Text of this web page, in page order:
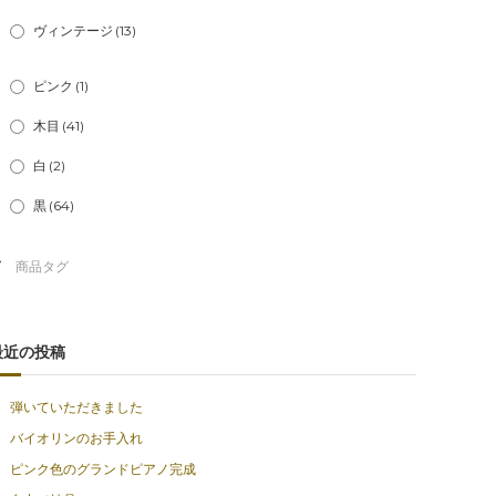
ヴィンテージ (13)
ピンク (1)
木目 (41)
白 (2)
黒 (64)
近の投稿
弾いていただきました
バイオリンのお手入れ
ピンク色のグランドピアノ完成